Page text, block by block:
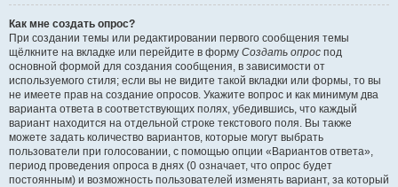
Как мне создать опрос?
При создании темы или редактировании первого сообщения темы
щёлкните на вкладке или перейдите в форму Создать опрос под
основной формой для создания сообщения, в зависимости от
используемого стиля; если вы не видите такой вкладки или формы, то вы
не имеете прав на создание опросов. Укажите вопрос и как минимум два
варианта ответа в соответствующих полях, убедившись, что каждый
вариант находится на отдельной строке текстового поля. Вы также
можете задать количество вариантов, которые могут выбрать
пользователи при голосовании, с помощью опции «Вариантов ответа»,
период проведения опроса в днях (0 означает, что опрос будет
постоянным) и возможность пользователей изменять вариант, за который